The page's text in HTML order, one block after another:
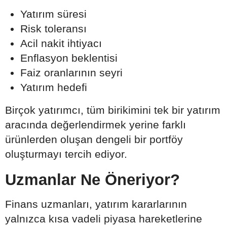
Yatırım süresi
Risk toleransı
Acil nakit ihtiyacı
Enflasyon beklentisi
Faiz oranlarının seyri
Yatırım hedefi
Birçok yatırımcı, tüm birikimini tek bir yatırım
aracında değerlendirmek yerine farklı
ürünlerden oluşan dengeli bir portföy
oluşturmayı tercih ediyor.
Uzmanlar Ne Öneriyor?
Finans uzmanları, yatırım kararlarının
yalnızca kısa vadeli piyasa hareketlerine